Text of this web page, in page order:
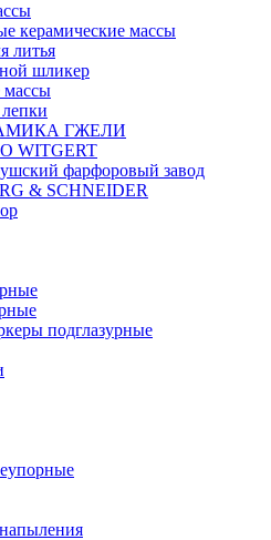
керамические массы
литья
шликер
ГЖЕЛИ
WITGERT
фарфоровый завод
& SCHNEIDER
подглазурные